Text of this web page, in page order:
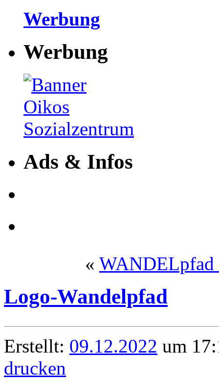
Werbung
Werbung
Ads & Infos
« WANDELpfad
Logo-Wandelpfad
Erstellt: 09.12.2022 um
drucken